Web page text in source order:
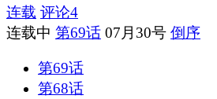
连载 评论4
连载中 第69话 07月30号 倒序
第69话
第68话